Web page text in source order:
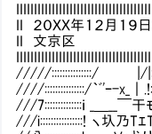
II ２０ＸＸ年１
II 文京区 小
/////:::::::::::::::/ |/
////:::::::::::::::/｀ﾞ'ｰ-x_
///7::::::::::::::ｉ _＿
///i::::::::::::::::! ヽ圦